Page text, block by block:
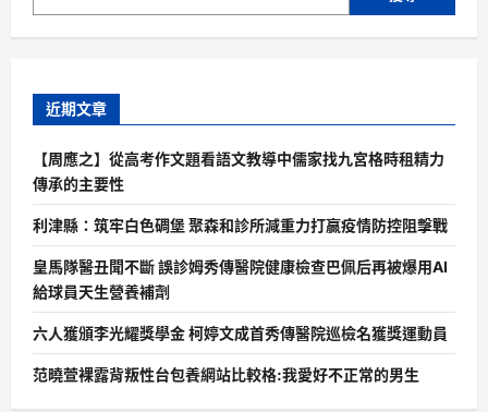
近期文章
【周應之】從高考作文題看語文教導中儒家找九宮格時租精力
傳承的主要性
利津縣：筑牢白色碉堡 聚森和診所減重力打贏疫情防控阻擊戰
皇馬隊醫丑聞不斷 誤診姆秀傳醫院健康檢查巴佩后再被爆用AI
給球員天生營養補劑
六人獲頒李光耀獎學金 柯婷文成首秀傳醫院巡檢名獲獎運動員
范曉萱裸露背叛性台包養網站比較格:我愛好不正常的男生